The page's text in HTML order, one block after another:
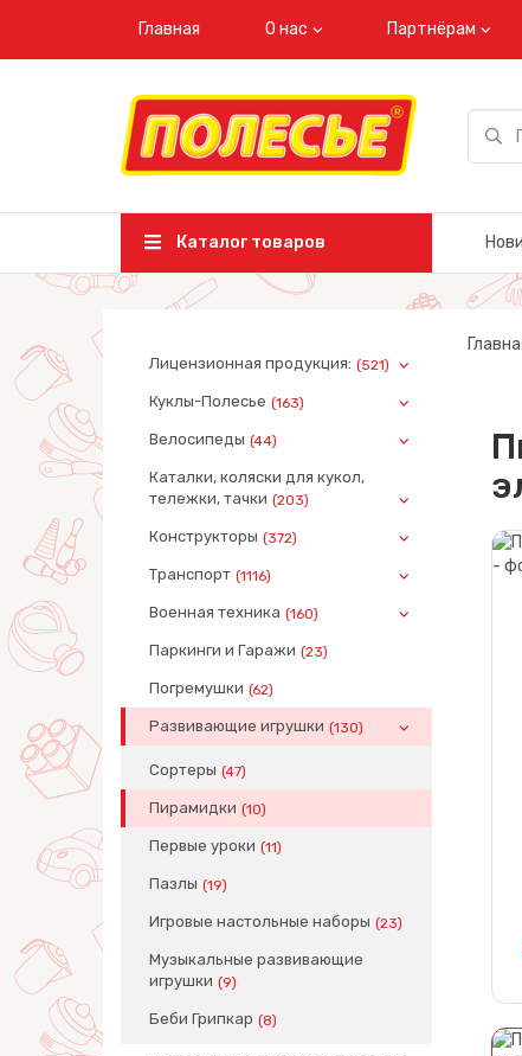
Главная О нас Партнёрам
Каталог товаров
Лицензионная продукция: (521)
Куклы-Полесье (163)
Велосипеды (44)
Каталки, коляски для кукол,
тележки, тачки (203)
Конструкторы (372)
Транспорт (1116)
Военная техника (160)
Паркинги и Гаражи (23)
Погремушки (62)
Развивающие игрушки (130)
Сортеры (47)
Пирамидки (10)
Первые уроки (11)
Пазлы (19)
Игровые настольные наборы (23)
Музыкальные развивающие
игрушки (9)
Беби Грипкар (8)